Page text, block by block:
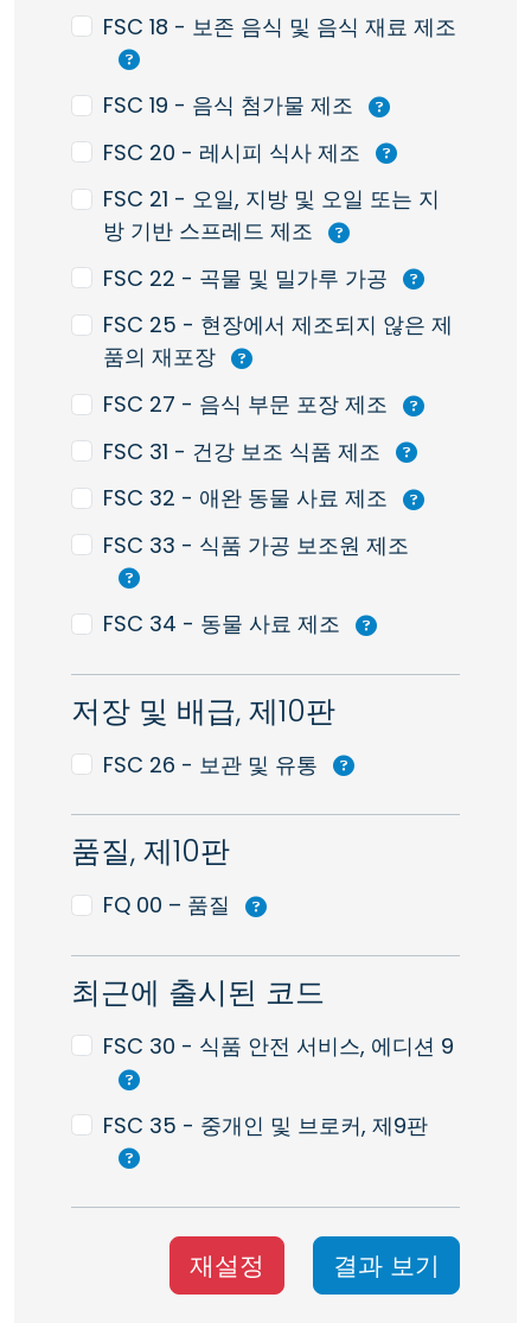
FSC 18 - 보존 음식 및 음식 재료 제조
FSC 19 - 음식 첨가물 제조
FSC 20 - 레시피 식사 제조
FSC 21 - 오일, 지방 및 오일 또는 지
방 기반 스프레드 제조
FSC 22 - 곡물 및 밀가루 가공
FSC 25 - 현장에서 제조되지 않은 제
품의 재포장
FSC 27 - 음식 부문 포장 제조
FSC 31 - 건강 보조 식품 제조
FSC 32 - 애완 동물 사료 제조
FSC 33 - 식품 가공 보조원 제조
FSC 34 - 동물 사료 제조
저장 및 배급, 제10판
FSC 26 - 보관 및 유통
품질, 제10판
FQ 00 – 품질
최근에 출시된 코드
FSC 30 - 식품 안전 서비스, 에디션 9
FSC 35 - 중개인 및 브로커, 제9판
재설정 결과 보기